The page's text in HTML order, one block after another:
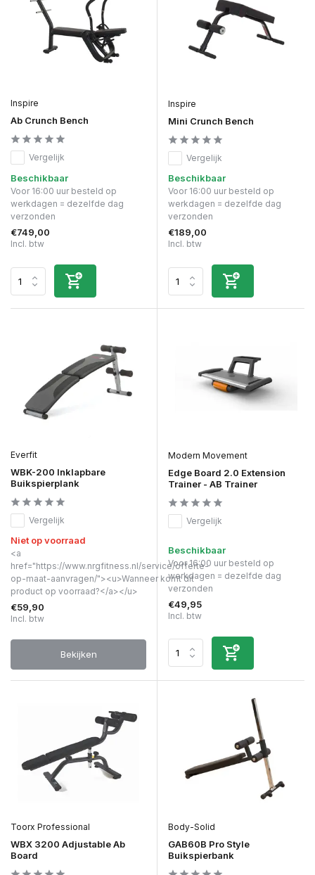
Inspire
Ab Crunch Bench
Vergelijk
Beschikbaar
Voor 16:00 uur besteld op
werkdagen = dezelfde dag
verzonden
€749,00
Incl. btw
Inspire
Mini Crunch Bench
Vergelijk
Beschikbaar
Voor 16:00 uur besteld op
werkdagen = dezelfde dag
verzonden
€189,00
Incl. btw
Everfit
WBK-200 Inklapbare
Buikspierplank
Vergelijk
Niet op voorraad
<a
href="https://www.nrgfitness.nl/service/offerte-
op-maat-aanvragen/"><u>Wanneer komt dit
product op voorraad?</a></u>
€59,90
Incl. btw
Bekijken
Modern Movement
Edge Board 2.0 Extension
Trainer - AB Trainer
Vergelijk
Beschikbaar
Voor 16:00 uur besteld op
werkdagen = dezelfde dag
verzonden
€49,95
Incl. btw
Toorx Professional
WBX 3200 Adjustable Ab
Board
Body-Solid
GAB60B Pro Style
Buikspierbank